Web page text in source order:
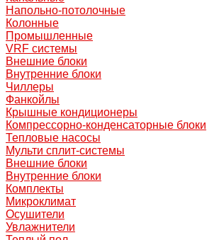
Напольно-потолочные
Колонные
Промышленные
VRF системы
Внешние блоки
Внутренние блоки
Чиллеры
Фанкойлы
Крышные кондиционеры
Компрессорно-конденсаторные блоки
Тепловые насосы
Мульти сплит-системы
Внешние блоки
Внутренние блоки
Комплекты
Микроклимат
Осушители
Увлажнители